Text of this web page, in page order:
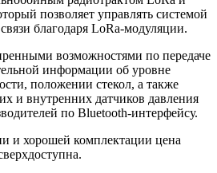
позволяет управлять системой
благодаря LoRa-модуляции.
возможностями по передаче
информации об уровне
положении стекол, а также
и внутренних датчиков давления
по Bluetooth-интерфейсу.
и хорошей комплектации цена